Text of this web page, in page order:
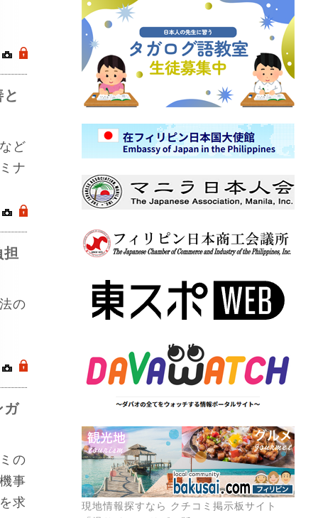
.
ど
ナ
.
の
.
ガ
の
事
求
現地情報探すなら クチコミ掲示板サイト